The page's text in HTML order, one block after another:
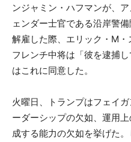
ンジャミン・ハフマンが、
ェンダー士官である沿岸警
解雇した際、エリック・M・
フレンチ中将は「彼を逮捕
はこれに同意した。
火曜日、トランプはフェイ
ーダーシップの欠如、運用
成する能力の欠如を挙げた